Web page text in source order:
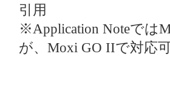
引用
※Application Noteでは
が、Moxi GO IIで対応